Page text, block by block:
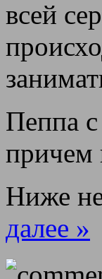
всей
Пеппа
причем
Ниже
далее »